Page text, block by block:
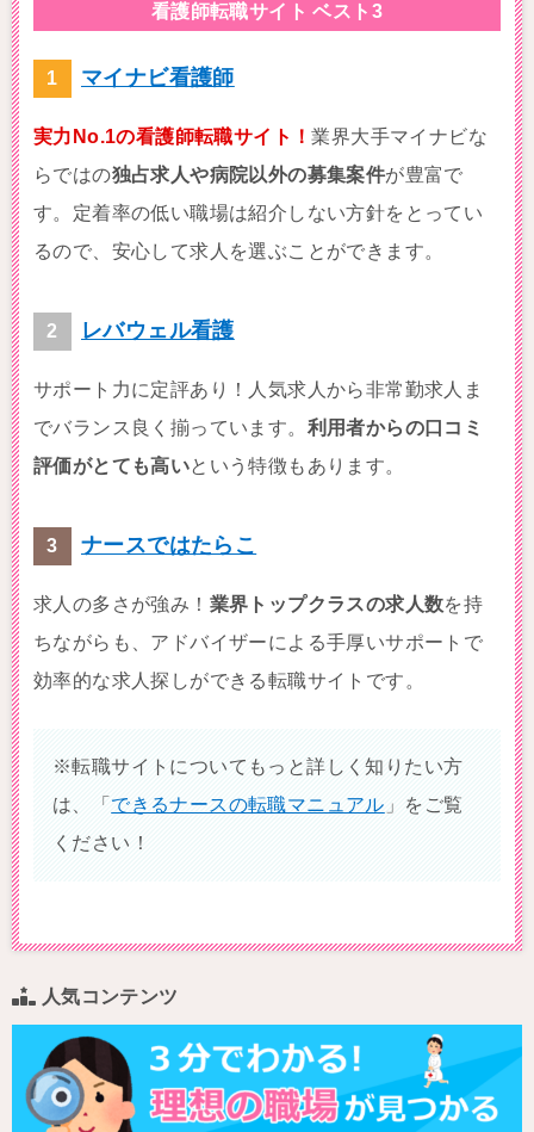
看護師転職サイト ベスト3
マイナビ看護師
実力No.1の看護師転職サイト！業界大手マイナビな
らではの独占求人や病院以外の募集案件が豊富で
す。定着率の低い職場は紹介しない方針をとってい
るので、安心して求人を選ぶことができます。
レバウェル看護
サポート力に定評あり！人気求人から非常勤求人ま
でバランス良く揃っています。 利用者からの口コミ
評価がとても高いという特徴もあります。
ナースではたらこ
求人の多さが強み！ 業界トップクラスの求人数を持
ちながらも、アドバイザーによる手厚いサポートで
効率的な求人探しができる転職サイトです。
※転職サイトについてもっと詳しく知りたい方
は、「できるナースの転職マニュアル 」をご覧
ください！
人気コンテンツ